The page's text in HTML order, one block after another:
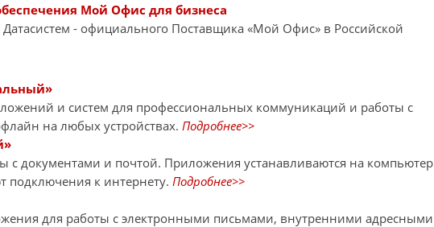
Мой Офис для бизнеса
Датасиcтем - официального Поставщика «Мой Офис» в Российской
и систем для профессиональных коммуникаций и работы с
на любых устройствах. Подробнее>>
с документами и почтой. Приложения устанавливаются на компьютер
подключения к интернету. Подробнее>>
для работы с электронными письмами, внутренними адресными